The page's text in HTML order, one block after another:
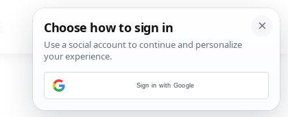
Sign in with Google